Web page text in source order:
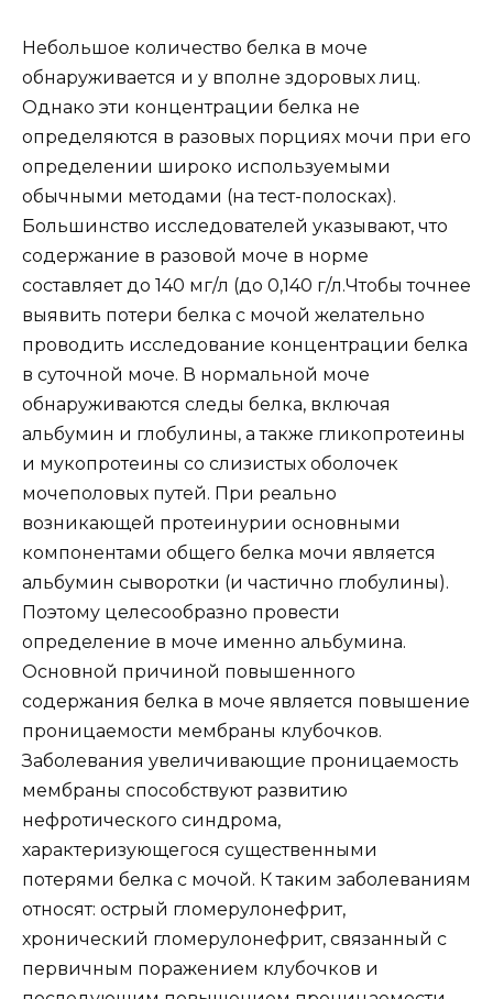
Небольшое количество белка в моче
обнаруживается и у вполне здоровых лиц.
Однако эти концентрации белка не
определяются в разовых порциях мочи при его
определении широко используемыми
обычными методами (на тест-полосках).
Большинство исследователей указывают, что
содержание в разовой моче в норме
составляет до 140 мг/л (до 0,140 г/л.Чтобы точнее
выявить потери белка с мочой желательно
проводить исследование концентрации белка
в суточной моче. В нормальной моче
обнаруживаются следы белка, включая
альбумин и глобулины, а также гликопротеины
и мукопротеины со слизистых оболочек
мочеполовых путей. При реально
возникающей протеинурии основными
компонентами общего белка мочи является
альбумин сыворотки (и частично глобулины).
Поэтому целесообразно провести
определение в моче именно альбумина.
Основной причиной повышенного
содержания белка в моче является повышение
проницаемости мембраны клубочков.
Заболевания увеличивающие проницаемость
мембраны способствуют развитию
нефротического синдрома,
характеризующегося существенными
потерями белка с мочой. К таким заболеваниям
относят: острый гломерулонефрит,
хронический гломерулонефрит, связанный с
первичным поражением клубочков и